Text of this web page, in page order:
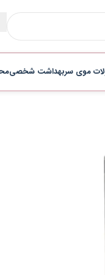
موی سربهداشت شخصی